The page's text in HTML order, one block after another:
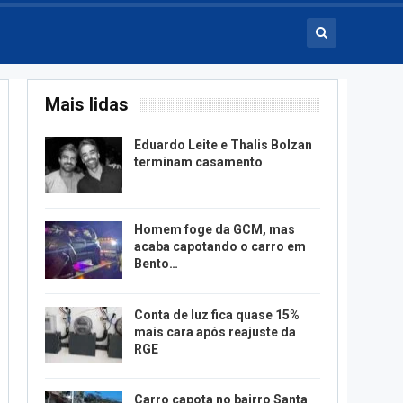
Mais lidas
Eduardo Leite e Thalis Bolzan
terminam casamento
Homem foge da GCM, mas
acaba capotando o carro em
Bento…
Conta de luz fica quase 15%
mais cara após reajuste da
RGE
Carro capota no bairro Santa